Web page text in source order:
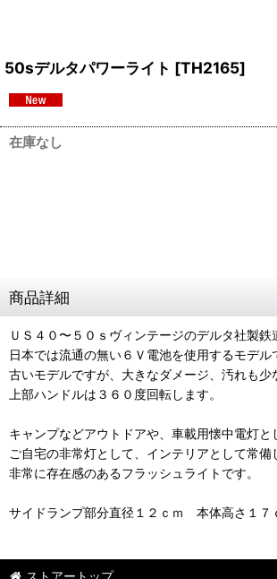
50sデルタパワーライト [TH2165]
在庫なし
商品詳細
ＵＳ４０〜５０ｓヴィンテージのデルタ社製鉄
日本では流通の無い６Ｖ電池を使用するモデ
古いモデルですが、大きなダメージ、汚れも少
上部ハンドルは３６０度回転します。
キャンプなどアウトドアや、車載用懐中電灯と
ご自宅の非常灯として、インテリアとして常備
非常に存在感のあるフラッシュライトです。
サイドランプ部分直径１２ｃｍ 本体高さ１７
ストアートップ